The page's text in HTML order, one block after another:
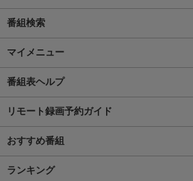
番組検索
マイメニュー
番組表ヘルプ
リモート録画予約ガイド
おすすめ番組
ランキング